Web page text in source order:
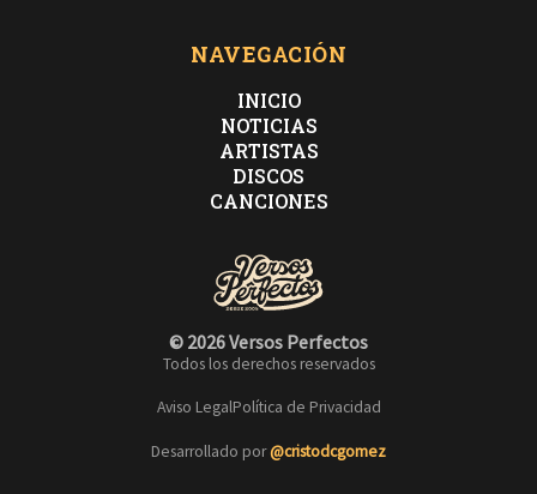
NAVEGACIÓN
INICIO
NOTICIAS
ARTISTAS
DISCOS
CANCIONES
© 2026 Versos Perfectos
Todos los derechos reservados
Aviso LegalPolítica de Privacidad
Desarrollado por@cristodcgomez